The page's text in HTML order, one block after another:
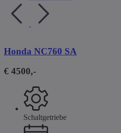
Honda NC760 SA
€ 4500,-
Schaltgetriebe